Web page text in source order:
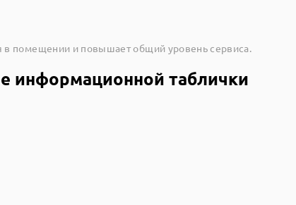
в помещении и повышает общий уровень сервиса.
информационной таблички